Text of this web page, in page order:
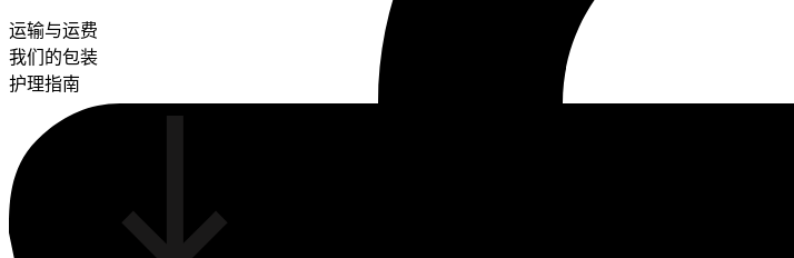
运输与运费
我们的包装
护理指南